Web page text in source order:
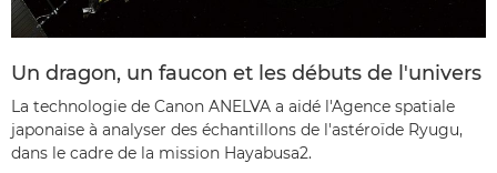
Un dragon, un faucon et les débuts de l'univers
La technologie de Canon ANELVA a aidé l'Agence spatiale
japonaise à analyser des échantillons de l'astéroïde Ryugu,
dans le cadre de la mission Hayabusa2.